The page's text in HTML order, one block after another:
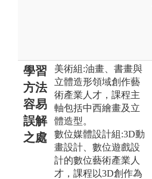
學習
方法
容易
誤解
之處
美術組:油畫、書畫與
立體造形領域創作藝
術產業人才，課程主
軸包括中西繪畫及立
體造型。
數位媒體設計組:3D動
畫設計、數位遊戲設
計的數位藝術產業人
才，課程以3D創作為